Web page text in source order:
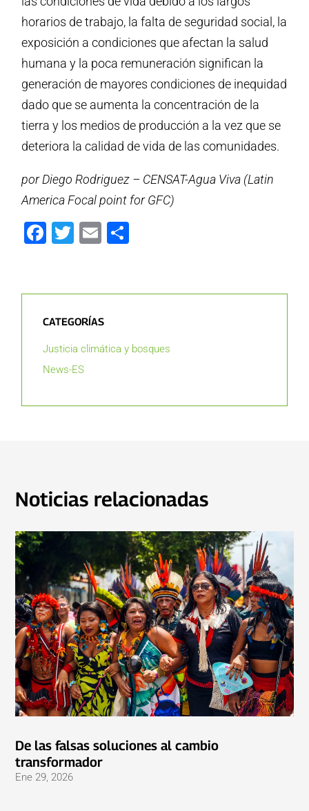
horarios de trabajo, la falta de seguridad social, la
exposición a condiciones que afectan la salud
humana y la poca remuneración significan la
generación de mayores condiciones de inequidad
dado que se aumenta la concentración de la
tierra y los medios de producción a la vez que se
deteriora la calidad de vida de las comunidades.
por Diego Rodriguez – CENSAT-Agua Viva (Latin
America Focal point for GFC)
Facebook
Twitter
Email
CATEGORÍAS
Justicia climática y bosques
News-ES
Noticias relacionadas
De las falsas soluciones al cambio
transformador
Ene 29, 2026